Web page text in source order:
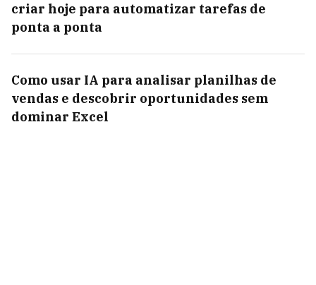
criar hoje para automatizar tarefas de
ponta a ponta
Como usar IA para analisar planilhas de
vendas e descobrir oportunidades sem
dominar Excel